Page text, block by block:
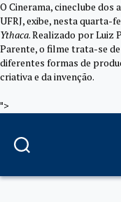
O Cinerama, cineclube dos
UFRJ, exibe, nesta quarta-
Ythaca. Realizado por Luiz
Parente, o filme trata-se
diferentes formas de
criativa e da invenção.
">